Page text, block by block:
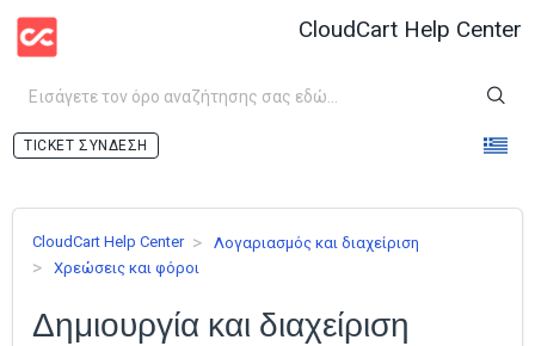
CloudCart Help Center
ΣΎΝΔΕΣΗ
CloudCart Help Center
Λογαριασμός και διαχείριση
Χρεώσεις και φόροι
Δημιουργία και διαχείριση